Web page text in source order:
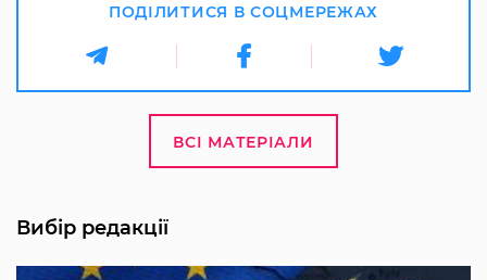
ПОДІЛИТИСЯ В СОЦМЕРЕЖАХ
ВСІ МАТЕРІАЛИ
Вибір редакції